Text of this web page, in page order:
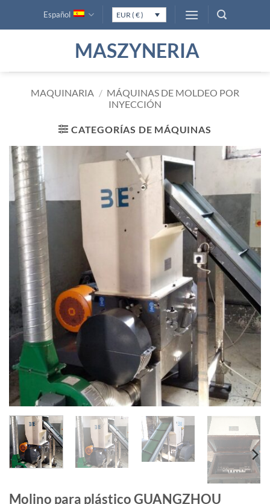
Español EUR ( € )
MASZYNERIA
MAQUINARIA / MÁQUINAS DE MOLDEO POR
INYECCIÓN
CATEGORÍAS DE MÁQUINAS
Molino para plástico GUANGZHOU